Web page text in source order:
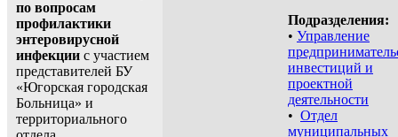
по вопросам
профилактики
энтеровирусной
инфекции с участием
представителей БУ
«Югорская городская
Больница» и
территориального
Подразделения:
• Управление
инвестиций и
проектной
деятельности
• Отдел
муниципальных